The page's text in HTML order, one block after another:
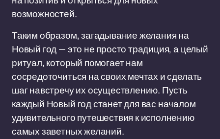
возможностей.
Таким образом, загадывание желания на
Новый год — это не просто традиция, а целый
ритуал, который помогает нам
сосредоточиться на своих мечтах и сделать
шаг навстречу их осуществлению. Пусть
каждый Новый год станет для вас началом
удивительного путешествия к исполнению
самых заветных желаний.